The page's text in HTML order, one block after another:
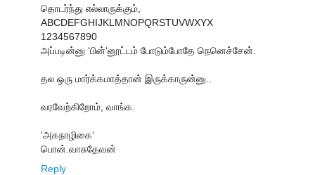
தொடர்ந்து எல்லாருக்கும்,
ABCDEFGHIJKLMNOPQRSTUVWXYX
1234567890
அப்படின்னு ‘பின்‘னூட்டம் போடும்போதே நெனெச்சேன்.
தல ஒரு மார்க்கமாத்தான் இருக்காருன்னு..
வரவேற்கிறோம், வாங்க.
‘அகநாழிகை‘
பொன்.வாசுதேவன்
Reply